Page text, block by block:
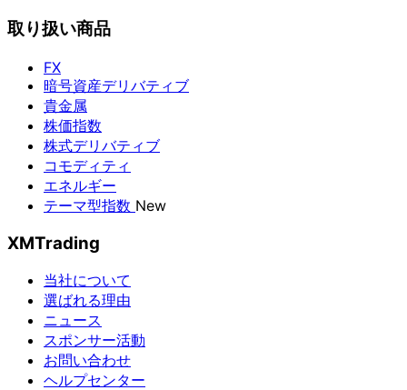
取り扱い商品
FX
暗号資産デリバティブ
貴金属
株価指数
株式デリバティブ
コモディティ
エネルギー
テーマ型指数 New
XMTrading
当社について
選ばれる理由
ニュース
スポンサー活動
お問い合わせ
ヘルプセンター